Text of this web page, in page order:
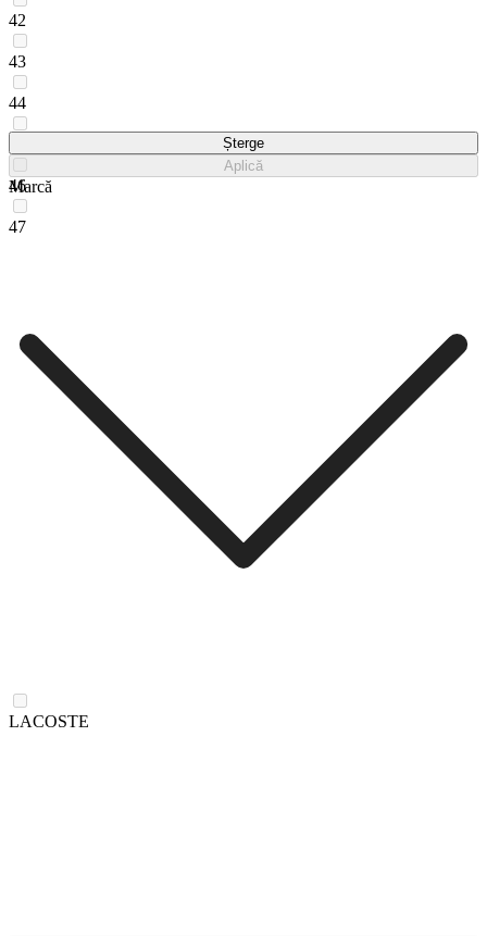
42
43
44
46
47
Șterge
Aplică
Marcă
LACOSTE